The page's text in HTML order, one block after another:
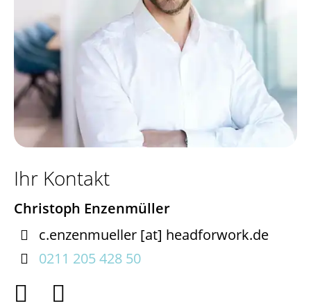
Ihr Kontakt
Christoph Enzenmüller

c.enzenmueller [at] headforwork.de

0211 205 428 50
 